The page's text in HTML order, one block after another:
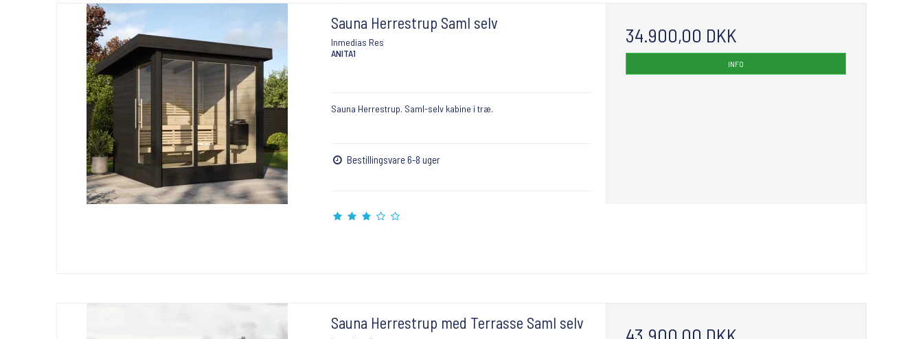
Sauna Herrestrup Saml selv
Inmedias Res
ANITA1
Sauna Herrestrup. Saml-selv kabine i træ.
Bestillingsvare 6-8 uger
34.900,00 DKK
INFO
Sauna Herrestrup med Terrasse Saml selv